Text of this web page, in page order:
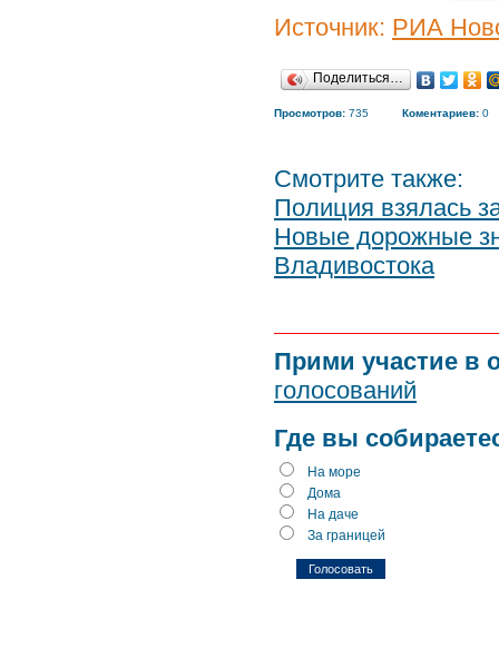
Источник: РИА
Поделиться…
Просмотров: 735 Коментариев: 0
Смотрите также:
Полиция взялась
Новые дорожные
Владивостока
Прими участие в
голосований
Где вы
На море
Дома
На даче
За границей